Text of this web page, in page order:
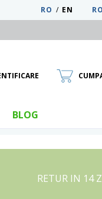
EN
/
RO
NOU
PAROLA
BLOG
RETUR IN 14